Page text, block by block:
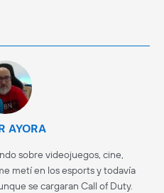
AYORA
sobre videojuegos, cine,
metí en los esports y todavía
se cargaran Call of Duty.